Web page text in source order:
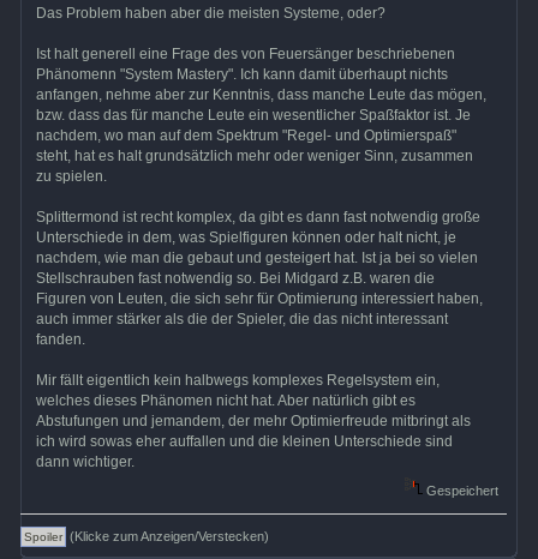
Das Problem haben aber die meisten Systeme, oder?
Ist halt generell eine Frage des von Feuersänger beschriebenen
Phänomenn "System Mastery". Ich kann damit überhaupt nichts
anfangen, nehme aber zur Kenntnis, dass manche Leute das mögen,
bzw. dass das für manche Leute ein wesentlicher Spaßfaktor ist. Je
nachdem, wo man auf dem Spektrum "Regel- und Optimierspaß"
steht, hat es halt grundsätzlich mehr oder weniger Sinn, zusammen
zu spielen.
Splittermond ist recht komplex, da gibt es dann fast notwendig große
Unterschiede in dem, was Spielfiguren können oder halt nicht, je
nachdem, wie man die gebaut und gesteigert hat. Ist ja bei so vielen
Stellschrauben fast notwendig so. Bei Midgard z.B. waren die
Figuren von Leuten, die sich sehr für Optimierung interessiert haben,
auch immer stärker als die der Spieler, die das nicht interessant
fanden.
Mir fällt eigentlich kein halbwegs komplexes Regelsystem ein,
welches dieses Phänomen nicht hat. Aber natürlich gibt es
Abstufungen und jemandem, der mehr Optimierfreude mitbringt als
ich wird sowas eher auffallen und die kleinen Unterschiede sind
dann wichtiger.
Gespeichert
(Klicke zum Anzeigen/Verstecken)